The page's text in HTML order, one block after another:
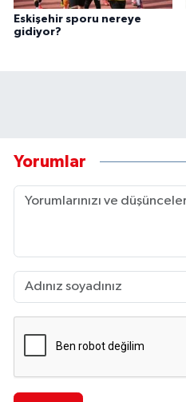
Eskişehir sporu nereye
gidiyor?
Yorumlar